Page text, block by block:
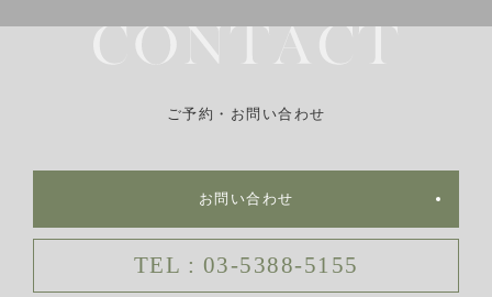
ご予約・お問い合わせ
お問い合わせ
TEL : 03-5388-5155